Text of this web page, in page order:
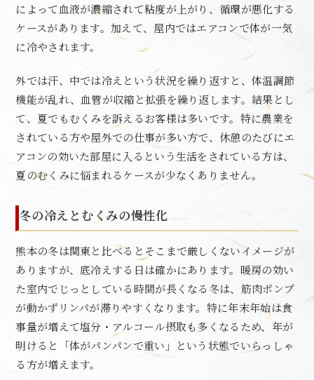
によって血液が濃縮されて粘度が上がり、循環が悪化する
ケースがあります。加えて、屋内ではエアコンで体が一気
に冷やされます。
外では汗、中では冷えという状況を繰り返すと、体温調節
機能が乱れ、血管が収縮と拡張を繰り返します。結果とし
て、夏でもむくみを訴えるお客様は多いです。特に農業を
されている方や屋外での仕事が多い方で、休憩のたびにエ
アコンの効いた部屋に入るという生活をされている方は、
夏のむくみに悩まれるケースが少なくありません。
冬の冷えとむくみの慢性化
熊本の冬は関東と比べるとそこまで厳しくないイメージが
ありますが、底冷えする日は確かにあります。暖房の効い
た室内でじっとしている時間が長くなる冬は、筋肉ポンプ
が動かずリンパが滞りやすくなります。特に年末年始は食
事量が増えて塩分・アルコール摂取も多くなるため、年が
明けると「体がパンパンで重い」という状態でいらっしゃ
る方が増えます。